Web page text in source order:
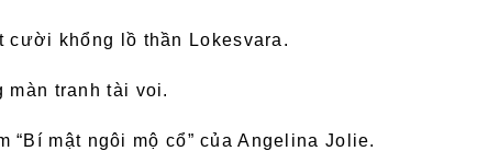
cười khổng lồ thần Lokesvara.
tranh tài voi.
“Bí mật ngôi mộ cổ” của Angelina Jolie.